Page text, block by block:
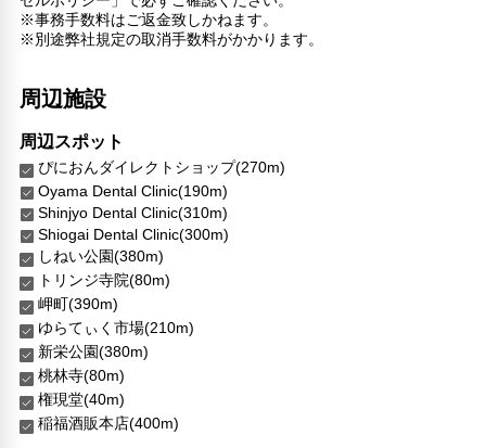
医師/看護師 オンコール待機
リネン・衣類の湯洗い
共用筆記用具の設置なし
※事務手数料はご返金致しかねます。
※別途弊社規定の取消手数料がかかります。
周辺施設
周辺スポット
ぴにおんダイレクトショップ(270m)
Oyama Dental Clinic(190m)
Shinjyo Dental Clinic(310m)
Shiogai Dental Clinic(300m)
しねい公園(380m)
トリンジ寺院(80m)
岬町(390m)
ゆらてぃく市場(210m)
新栄公園(380m)
桃林寺(80m)
権現堂(40m)
稲福酒販本店(400m)